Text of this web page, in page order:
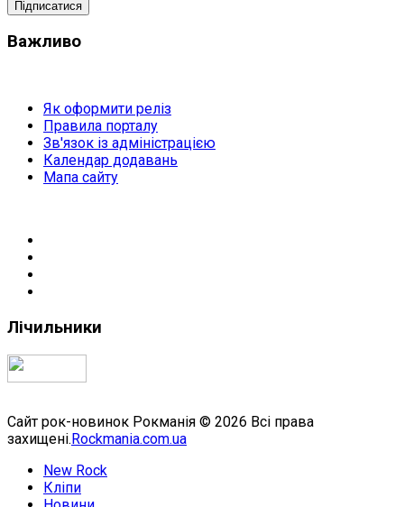
Важливо
Як оформити реліз
Правила порталу
Зв'язок із адміністрацією
Календар додавань
Мапа сайту
Лічильники
Сайт рок-новинок Рокманія © 2026 Всі права
захищені.Rockmania.com.ua
New Rock
Кліпи